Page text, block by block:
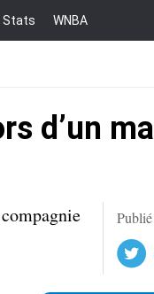
Stats WNBA
d’un
Facebook